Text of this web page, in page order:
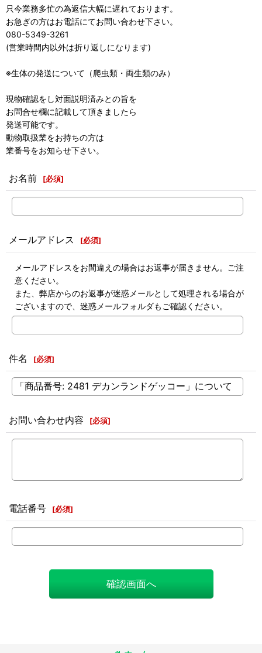
只今業務多忙の為返信大幅に遅れております。
お急ぎの方はお電話にてお問い合わせ下さい。
080-5349-3261
(営業時間内以外は折り返しになります)
※生体の発送について（爬虫類・両生類のみ）
現物確認をし対面説明済みとの旨を
お問合せ欄に記載して頂きましたら
発送可能です。
動物取扱業をお持ちの方は
業番号をお知らせ下さい。
お名前 [必須]
メールアドレス [必須]
メールアドレスをお間違えの場合はお返事が届きません。ご注
意ください。
また、弊店からのお返事が迷惑メールとして処理される場合が
ございますので、迷惑メールフォルダもご確認ください。
件名 [必須]
お問い合わせ内容 [必須]
電話番号 [必須]
確認画面へ